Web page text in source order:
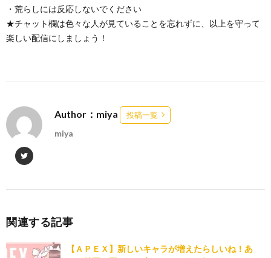
・荒らしには反応しないでください
★チャット欄は色々な人が見ていることを忘れずに、以上を守って
楽しい配信にしましょう！
Author：miya 投稿一覧
miya
関連する記事
【ＡＰＥＸ】新しいキャラが増えたらしいね！あ